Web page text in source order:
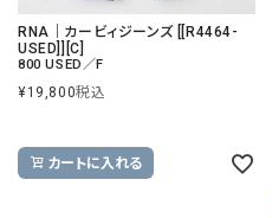
RNA｜カービィジーンズ [[R4464-
USED]][C]
800 USED／F
¥19,800税込
カートに入れる